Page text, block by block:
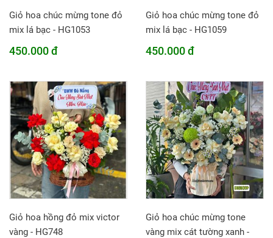
Giỏ hoa chúc mừng tone đỏ
mix lá bạc - HG1053
450.000 đ
Giỏ hoa chúc mừng tone đỏ
mix lá bạc - HG1059
450.000 đ
Giỏ hoa hồng đỏ mix victor
vàng - HG748
Giỏ hoa chúc mừng tone
vàng mix cát tường xanh -